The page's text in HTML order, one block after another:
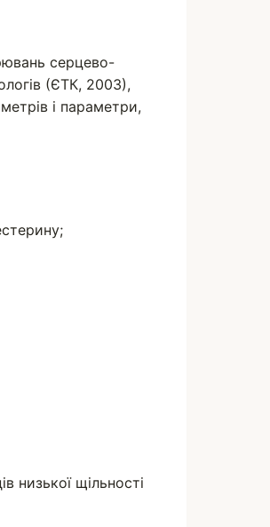
серцево-
(ЄТК, 2003),
і параметри,
низької щільності